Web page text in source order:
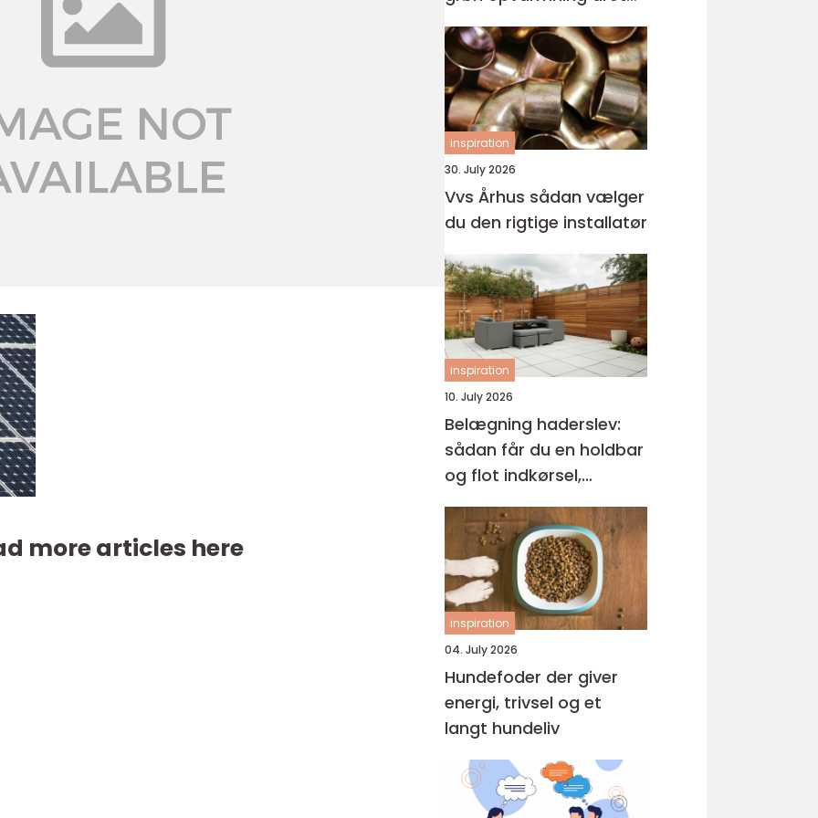
more articles here
rundt
inspiration
30. July 2026
Vvs Århus sådan vælger
du den rigtige installatør
inspiration
10. July 2026
Belægning haderslev:
sådan får du en holdbar
og flot indkørsel,
terrasse og gårdsplads
inspiration
04. July 2026
Hundefoder der giver
energi, trivsel og et
langt hundeliv